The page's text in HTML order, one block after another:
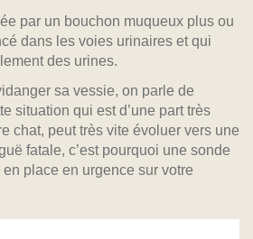
par un bouchon muqueux plus ou
dans les voies urinaires et qui
des urines.
sa vessie, on parle de
situation qui est d’une part très
chat, peut très vite évoluer vers une
fatale, c’est pourquoi une sonde
place en urgence sur votre